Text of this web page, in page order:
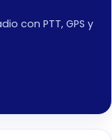
con PTT, GPS y